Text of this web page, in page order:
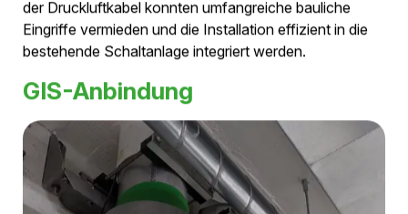
Projektansichten
Dieses Projekt zeigt, wie bestehende Infrastruktur für
moderne, SF₆-freie Hochspannungsverbindungen
weitergenutzt werden kann. Dank der hohen Flexibilität
der Druckluftkabel konnten umfangreiche bauliche
Eingriffe vermieden und die Installation effizient in die